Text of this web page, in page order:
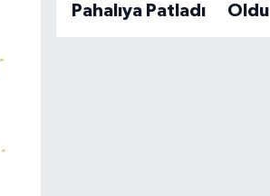
Pahalıya Patladı
Oldu